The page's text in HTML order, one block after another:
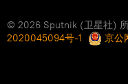
© 2026 Sputnik (卫星社)
2020045094号-1
京公